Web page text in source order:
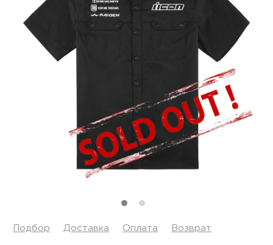
Подбор Доставка Оплата Возврат